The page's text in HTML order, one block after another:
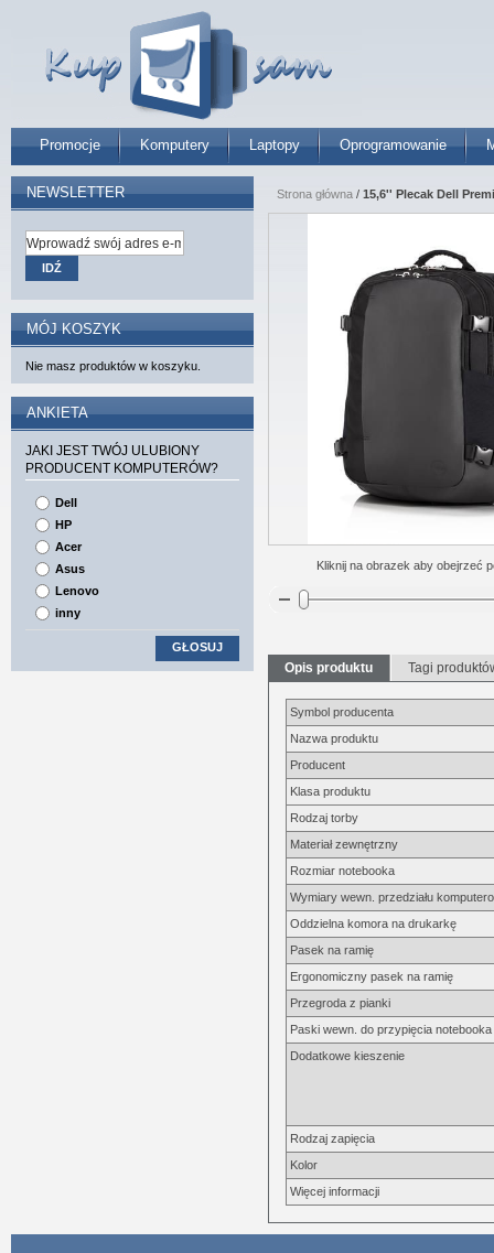
Promocje Komputery Laptopy Oprogramowanie
Strona główna / 15,6'' Plecak Dell
Kliknij na obrazek aby obejrzeć
Opis produktu Tagi
Symbol producenta
Nazwa produktu
Producent
Klasa produktu
Rodzaj torby
Materiał zewnętrzny
Rozmiar notebooka
Wymiary wewn. przedziału
Oddzielna komora na drukarkę
Pasek na ramię
Ergonomiczny pasek na ramię
Przegroda z pianki
Paski wewn. do przypięcia notebooka
Dodatkowe kieszenie
Rodzaj zapięcia
Kolor
Więcej informacji
NEWSLETTER
IDŹ
MÓJ KOSZYK
Nie masz produktów w koszyku.
ANKIETA
JAKI JEST TWÓJ ULUBIONY
PRODUCENT KOMPUTERÓW?
Dell
HP
Acer
Asus
Lenovo
inny
GŁOSUJ